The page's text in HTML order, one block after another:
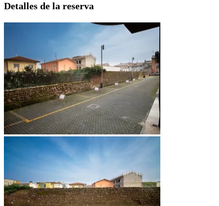
Detalles de la reserva